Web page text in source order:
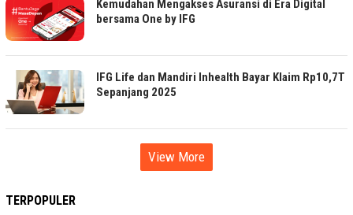
Kemudahan Mengakses Asuransi di Era Digital
bersama One by IFG
IFG Life dan Mandiri Inhealth Bayar Klaim Rp10,7T
Sepanjang 2025
View More
TERPOPULER